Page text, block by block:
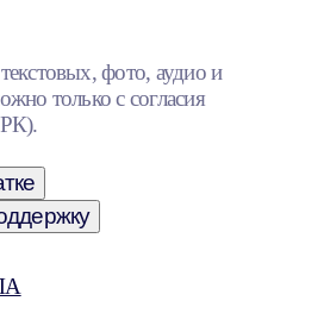
фото, аудио и
только с согласия